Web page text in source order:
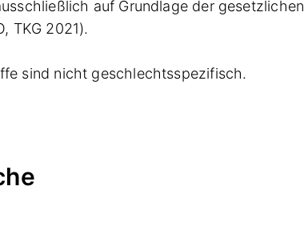
auf Grundlage der gesetzlichen
TKG 2021).
sind nicht geschlechtsspezifisch.